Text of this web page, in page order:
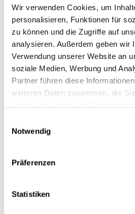
Wir verwenden Cookies, um
personalisieren, Funktionen für
zu können und die Zugriffe auf
analysieren. Außerdem geben wir
Verwendung unserer Website an
soziale Medien, Werbung und
Partner führen diese
weiteren Daten zusammen, die
Notwendig
Präferenzen
Statistiken
Mara
Master in Forensic